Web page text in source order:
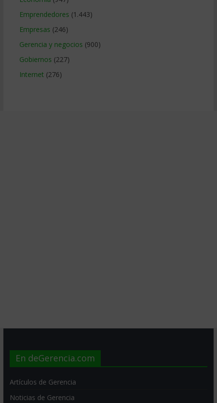
Emprendedores (1.443)
Empresas (246)
Gerencia y negocios (900)
Gobiernos (227)
Internet (276)
En deGerencia.com
Artículos de Gerencia
Noticias de Gerencia